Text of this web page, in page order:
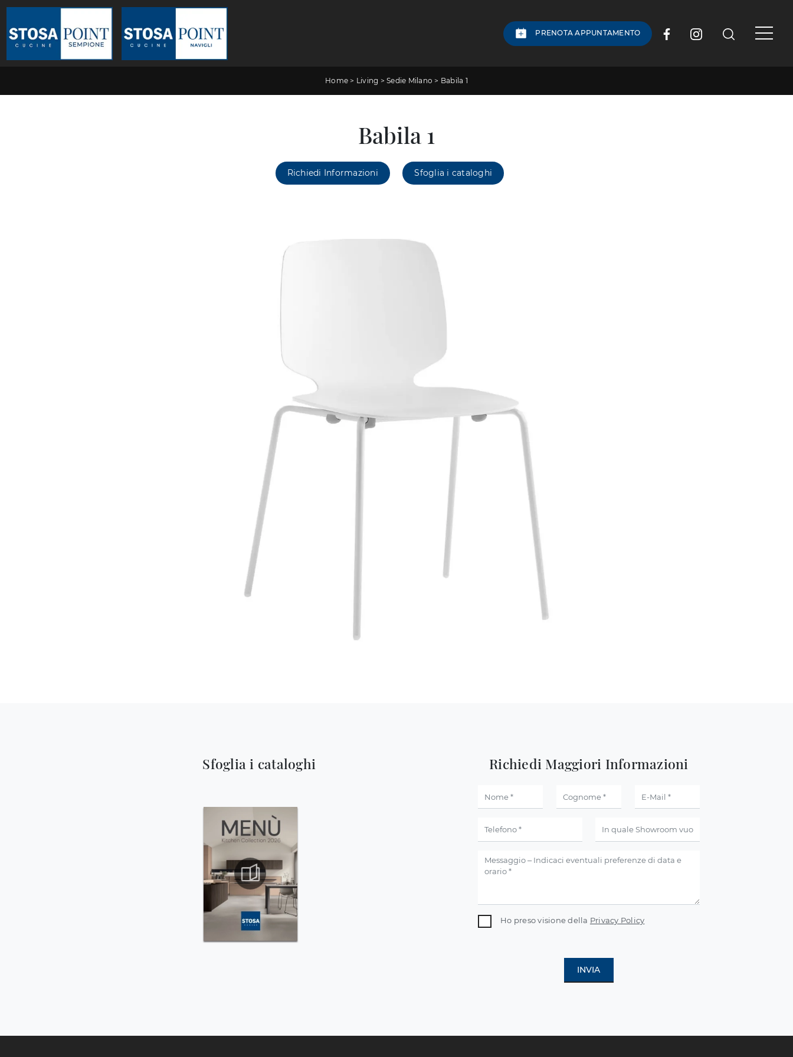
PRENOTA APPUNTAMENTO
Home > Living >Sedie Milano > Babila 1
Babila 1
Richiedi Informazioni Sfoglia i cataloghi
Sfoglia i cataloghi Richiedi Maggiori Informazioni
Ho preso visione della Privacy Policy
INVIA